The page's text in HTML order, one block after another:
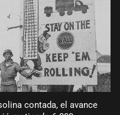
contada, el avance